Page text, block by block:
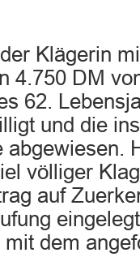
Klägerin
4.750 DM
62.
und die
abgewiesen.
völliger
auf
dem